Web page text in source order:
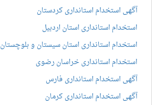
آگهی استخدام استانداری کردستان
استخدام استانداری استان اردبیل
استخدام استانداری استان سیستان و بلوچستان
استخدام استانداری خراسان رضوی
آگهی استخدام استانداری فارس
آگهی استخدام استانداری کرمان